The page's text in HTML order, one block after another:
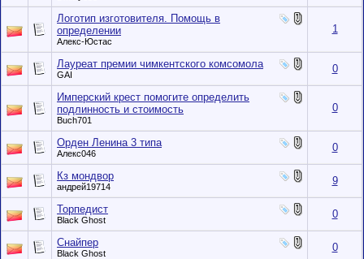
Логотип изготовителя. Помощь в
определении
Алекс-Юстас
1
Лауреат премии чимкентского комсомола
GAI 0
Имперский крест помогите определить
подлинность и стоимость
Buch701
0
Орден Ленина 3 типа
Алекс046 0
Кз мондвор
андрей19714 9
Торпедист
Black Ghost 0
Снайпер
Black Ghost 0